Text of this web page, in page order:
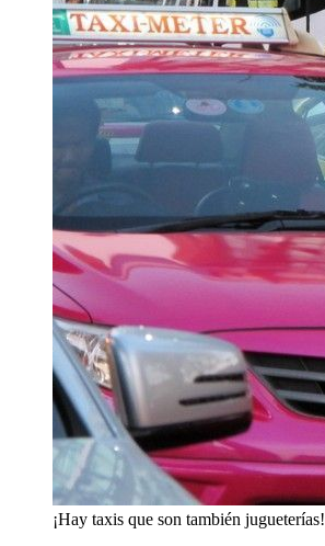
¡Hay taxis que son también jugueterías!